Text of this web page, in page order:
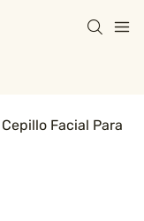
Facial Para